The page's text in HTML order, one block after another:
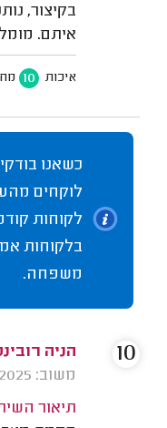
בקיצור,
איתם.
איכות 10
כשאנו
לוקחים
לקוחות
בלקוחות
משפחה.
הניה
משוב: 28/12/2025
תיאור
10